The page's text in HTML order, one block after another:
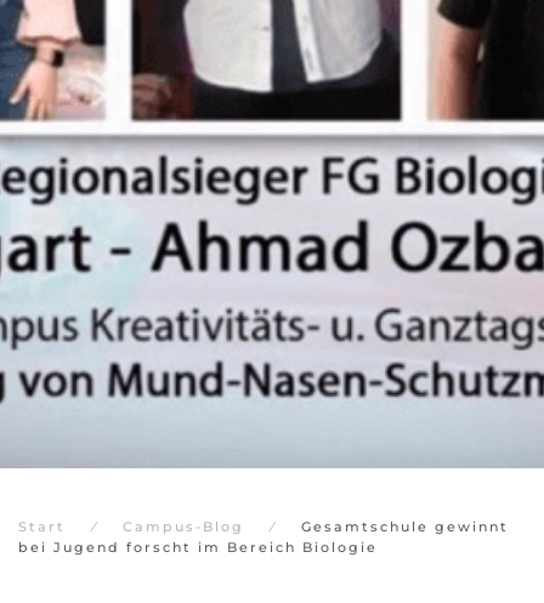
Start Campus-Blog
Gesamtschule gewinnt
bei Jugend forscht im Bereich Biologie